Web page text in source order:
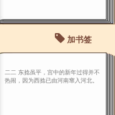
加书签
二二 东捻虽平，宫中的新年过得并不
热闹，因为西捻已由河南窜入河北。